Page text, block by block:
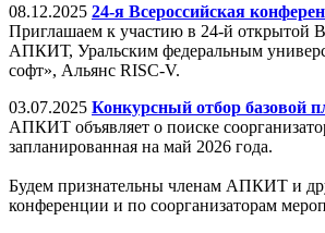
08.12.2025 24-я Всероссийская
Приглашаем к участию в 24-й открытой
АПКИТ, Уральским федеральным
софт», Альянс RISC-V.
03.07.2025 Конкурсный отбор базовой
АПКИТ объявляет о поиске
запланированная на май 2026 года.
Будем признательны членам АПКИТ и
конференции и по соорганизаторам